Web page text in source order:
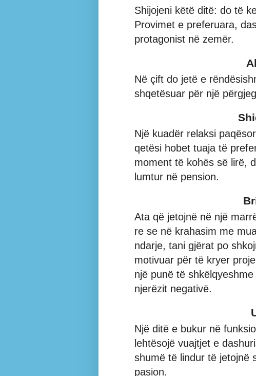
Shijojeni këtë ditë: do të
Provimet e preferuara,
protagonist në zemër.
Në çift do jetë e
shqetësuar për një
Një kuadër relaksi
qetësi hobet tuaja të
moment të kohës së lirë,
lumtur në pension.
Ata që jetojnë në një
re se në krahasim me
ndarje, tani gjërat po
motivuar për të kryer
një punë të
njerëzit negativë.
Një ditë e bukur në
lehtësojë vuajtjet e
shumë të lindur të jetojnë
pasion.